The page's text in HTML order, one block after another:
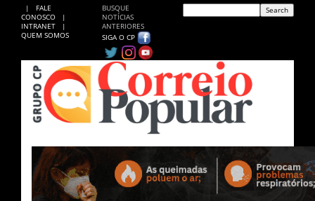
|
FALE
CONOSCO
|
INTRANET
|
QUEM SOMOS
BUSQUE
NOTÍCIAS
ANTERIORES
SIGA O CP